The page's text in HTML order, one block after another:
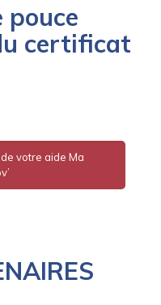
pouce
certificat
votre aide Ma